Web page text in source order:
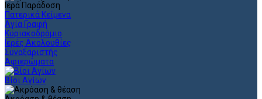
Ιερά Παράδοση
Πατερικά Κείμενα
Αγία Γραφή
Κυριακοδρόμιο
Ιερές Ακολουθίες
Συναξαριστής
Αφιερώματα
Βίοι Αγίων